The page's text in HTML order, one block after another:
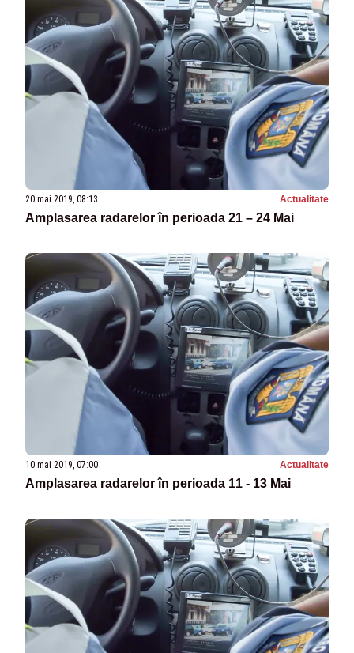
20 mai 2019, 08:13 Actualitate
Amplasarea radarelor în perioada 21 – 24 Mai
10 mai 2019, 07:00 Actualitate
Amplasarea radarelor în perioada 11 - 13 Mai